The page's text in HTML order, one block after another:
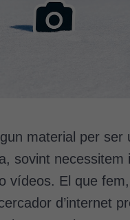
material per ser
sovint necessitem
vídeos. El que
d’internet